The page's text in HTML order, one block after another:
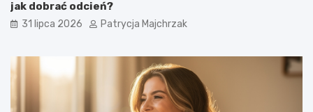
jak dobrać odcień?
31 lipca 2026 Patrycja Majchrzak